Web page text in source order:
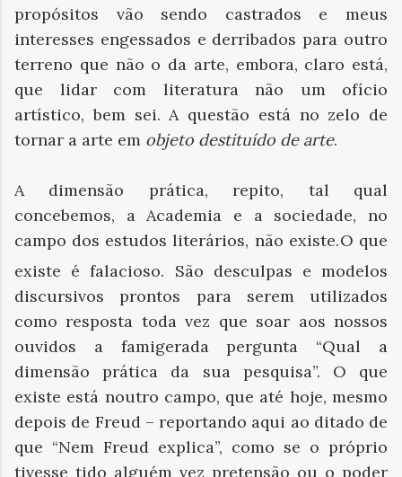
propósitos vão sendo castrados e meus
interesses engessados e derribados para outro
terreno que não o da arte, embora, claro está,
que lidar com literatura não um ofício
artístico, bem sei. A questão está no zelo de
tornar a arte em objeto destituído de arte.
A dimensão prática, repito, tal qual
concebemos, a Academia e a sociedade, no
campo dos estudos literários, não existe.O que
existe é falacioso. São desculpas e modelos
discursivos prontos para serem utilizados
como resposta toda vez que soar aos nossos
ouvidos a famigerada pergunta “Qual a
dimensão prática da sua pesquisa”. O que
existe está noutro campo, que até hoje, mesmo
depois de Freud – reportando aqui ao ditado de
que “Nem Freud explica”, como se o próprio
tivesse tido alguém vez pretensão ou o poder